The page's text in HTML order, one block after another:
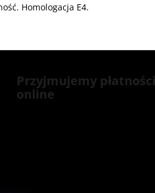
Homologacja E4.
Przyjmujemy płatności
online